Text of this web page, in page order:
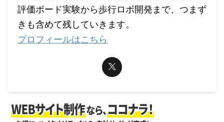
評価ボード実験から歩行ロボ開発まで、つまず
きも含めて残していきます。
プロフィールはこちら